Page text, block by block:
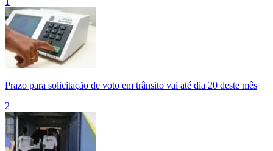
Prazo para solicitação de voto em trânsito vai até dia 20 deste mês
2